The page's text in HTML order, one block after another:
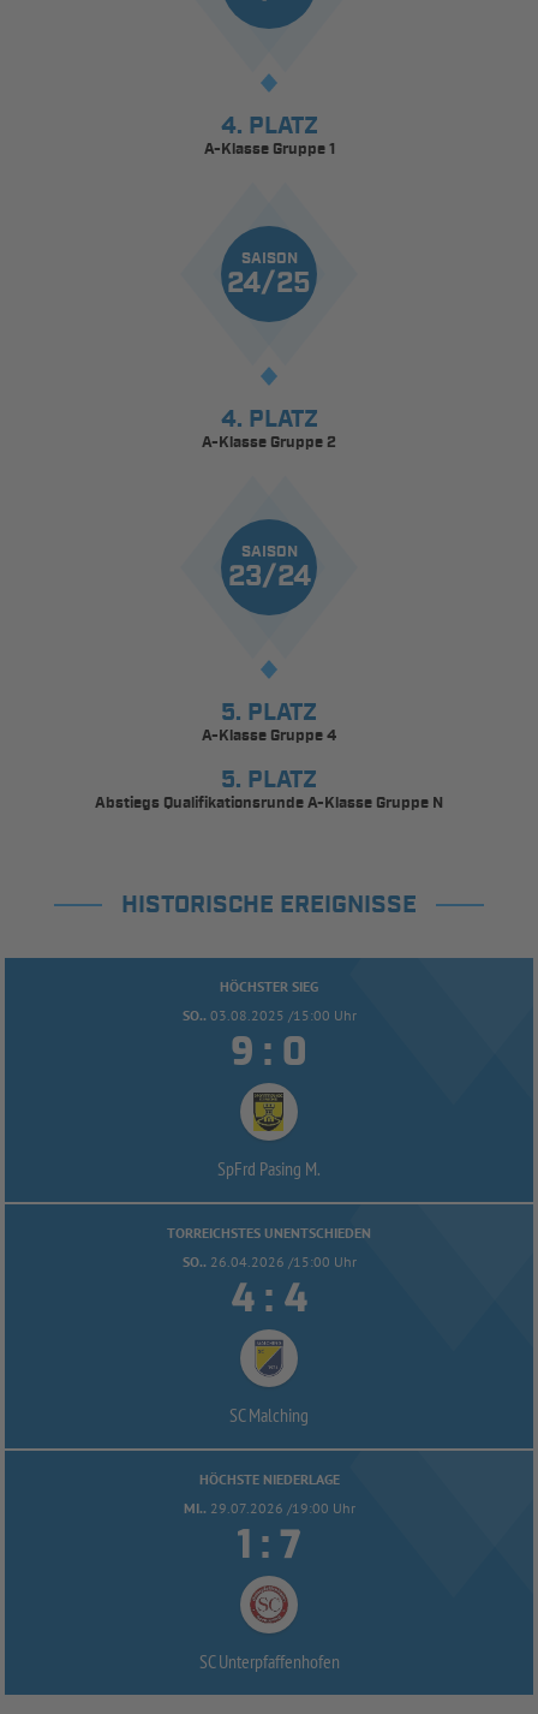
4. PLATZ
A-Klasse Gruppe 1
SAISON
24/25
4. PLATZ
A-Klasse Gruppe 2
SAISON
23/24
5. PLATZ
A-Klasse Gruppe 4
5. PLATZ
Abstiegs Qualifikationsrunde A-Klasse Gruppe N
HISTORISCHE EREIGNISSE
HÖCHSTER SIEG
SO.. 03.08.2025 /15:00 Uhr
 : 
SpFrd Pasing M.
TORREICHSTES UNENTSCHIEDEN
SO.. 26.04.2026 /15:00 Uhr
 : 
SC Malching
HÖCHSTE NIEDERLAGE
MI.. 29.07.2026 /19:00 Uhr
 : 
SC Unterpfaffenhofen